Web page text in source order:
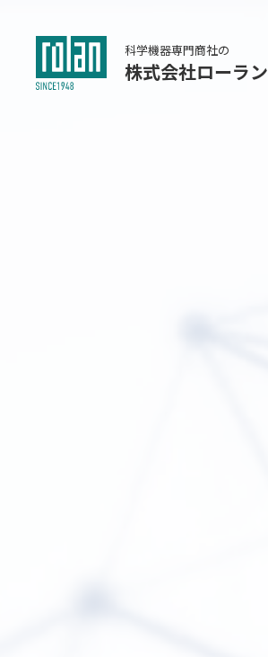
科学機器専門商社の
株式会社ローラン